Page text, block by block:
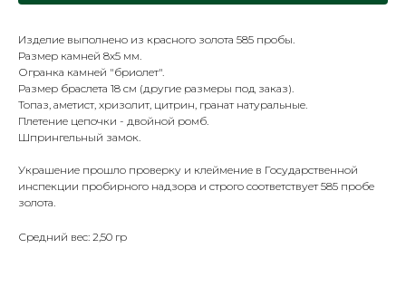
Изделие выполнено из красного золота 585 пробы.
Размер камней 8х5 мм.
Огранка камней "бриолет".
Размер браслета 18 см (другие размеры под заказ).
Топаз, аметист, хризолит, цитрин, гранат натуральные.
Плетение цепочки - двойной ромб.
Шпрингельный замок.
Украшение прошло проверку и клеймение в Государственной
инспекции пробирного надзора и строго соответствует 585 пробе
золота.
Средний вес: 2,50 гр